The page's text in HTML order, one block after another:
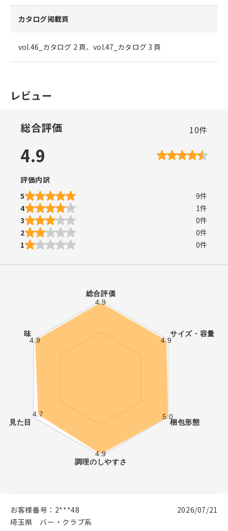
カタログ掲載頁
vol.46_カタログ 2 頁、vol.47_カタログ 3 頁
レビュー
総合評価 10件
4.9
評価内訳
5
9件
4
1件
3
0件
2
0件
1
0件
お客様番号： 2***48
埼玉県
バー・クラブ系
2026/07/21